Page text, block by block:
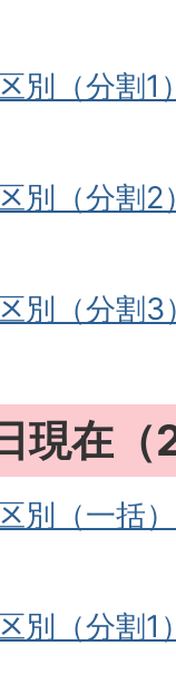
別（分割
別（分割
別（分割
現在
別（一括
別（分割